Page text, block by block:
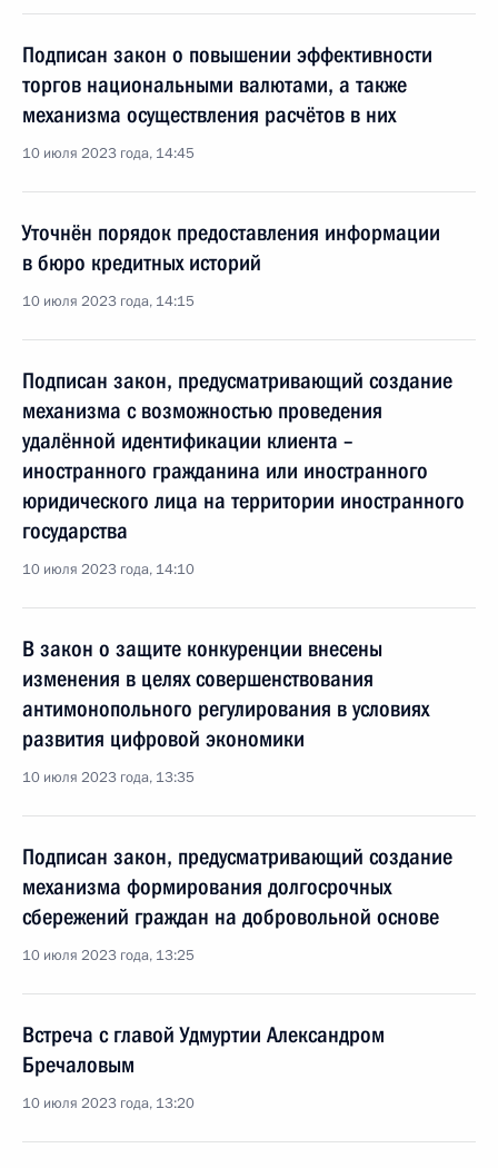
Подписан закон о повышении эффективности
торгов национальными валютами, а также
механизма осуществления расчётов в них
10 июля 2023 года, 14:45
Уточнён порядок предоставления информации
в бюро кредитных историй
10 июля 2023 года, 14:15
Подписан закон, предусматривающий создание
механизма с возможностью проведения
удалённой идентификации клиента –
иностранного гражданина или иностранного
юридического лица на территории иностранного
государства
10 июля 2023 года, 14:10
В закон о защите конкуренции внесены
изменения в целях совершенствования
антимонопольного регулирования в условиях
развития цифровой экономики
10 июля 2023 года, 13:35
Подписан закон, предусматривающий создание
механизма формирования долгосрочных
сбережений граждан на добровольной основе
10 июля 2023 года, 13:25
Встреча с главой Удмуртии Александром
Бречаловым
10 июля 2023 года, 13:20